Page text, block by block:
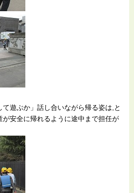
遊ぶか」話し合いながら帰る姿は,と
安全に帰れるように途中まで担任が